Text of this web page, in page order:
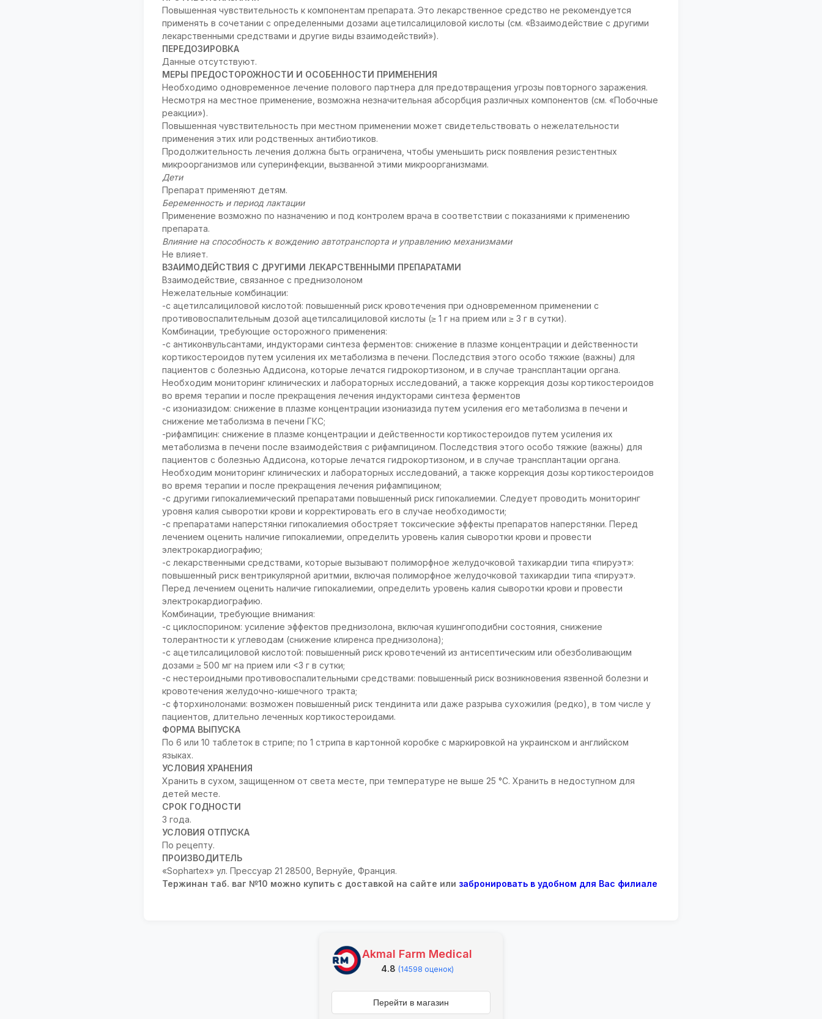
Повышенная чувствительность к компонентам препарата. Это лекарственное средство не рекомендуется
применять в сочетании с определенными дозами ацетилсалициловой кислоты (см. «Взаимодействие с другими
лекарственными средствами и другие виды взаимодействий»).
ПЕРЕДОЗИРОВКА
Данные отсутствуют.
МЕРЫ ПРЕДОСТОРОЖНОСТИ И ОСОБЕННОСТИ ПРИМЕНЕНИЯ
Необходимо одновременное лечение полового партнера для предотвращения угрозы повторного заражения.
Несмотря на местное применение, возможна незначительная абсорбция различных компонентов (см. «Побочные
реакции»).
Повышенная чувствительность при местном применении может свидетельствовать о нежелательности
применения этих или родственных антибиотиков.
Продолжительность лечения должна быть ограничена, чтобы уменьшить риск появления резистентных
микроорганизмов или суперинфекции, вызванной этими микроорганизмами.
Дети
Препарат применяют детям.
Беременность и период лактации
Применение возможно по назначению и под контролем врача в соответствии с показаниями к применению
препарата.
Влияние на способность к вождению автотранспорта и управлению механизмами
Не влияет.
ВЗАИМОДЕЙСТВИЯ С ДРУГИМИ ЛЕКАРСТВЕННЫМИ ПРЕПАРАТАМИ
Взаимодействие, связанное с преднизолоном
Нежелательные комбинации:
-с ацетилсалициловой кислотой: повышенный риск кровотечения при одновременном применении с
противовоспалительным дозой ацетилсалициловой кислоты (≥ 1 г на прием или ≥ 3 г в сутки).
Комбинации, требующие осторожного применения:
-с антиконвульсантами, индукторами синтеза ферментов: снижение в плазме концентрации и действенности
кортикостероидов путем усиления их метаболизма в печени. Последствия этого особо тяжкие (важны) для
пациентов с болезнью Аддисона, которые лечатся гидрокортизоном, и в случае трансплантации органа.
Необходим мониторинг клинических и лабораторных исследований, а также коррекция дозы кортикостероидов
во время терапии и после прекращения лечения индукторами синтеза ферментов
-с изониазидом: снижение в плазме концентрации изониазида путем усиления его метаболизма в печени и
снижение метаболизма в печени ГКС;
-рифампицин: снижение в плазме концентрации и действенности кортикостероидов путем усиления их
метаболизма в печени после взаимодействия с рифампицином. Последствия этого особо тяжкие (важны) для
пациентов с болезнью Аддисона, которые лечатся гидрокортизоном, и в случае трансплантации органа.
Необходим мониторинг клинических и лабораторных исследований, а также коррекция дозы кортикостероидов
во время терапии и после прекращения лечения рифампицином;
-с другими гипокалиемический препаратами повышенный риск гипокалиемии. Следует проводить мониторинг
уровня калия сыворотки крови и корректировать его в случае необходимости;
-с препаратами наперстянки гипокалиемия обостряет токсические эффекты препаратов наперстянки. Перед
лечением оценить наличие гипокалиемии, определить уровень калия сыворотки крови и провести
электрокардиографию;
-с лекарственными средствами, которые вызывают полиморфное желудочковой тахикардии типа «пируэт»:
повышенный риск вентрикулярной аритмии, включая полиморфное желудочковой тахикардии типа «пируэт».
Перед лечением оценить наличие гипокалиемии, определить уровень калия сыворотки крови и провести
электрокардиографию.
Комбинации, требующие внимания:
-с циклоспорином: усиление эффектов преднизолона, включая кушингоподибни состояния, снижение
толерантности к углеводам (снижение клиренса преднизолона);
-с ацетилсалициловой кислотой: повышенный риск кровотечений из антисептическим или обезболивающим
дозами ≥ 500 мг на прием или <3 г в сутки;
-с нестероидными противовоспалительными средствами: повышенный риск возникновения язвенной болезни и
кровотечения желудочно-кишечного тракта;
-с фторхинолонами: возможен повышенный риск тендинита или даже разрыва сухожилия (редко), в том числе у
пациентов, длительно леченных кортикостероидами.
ФОРМА ВЫПУСКА
По 6 или 10 таблеток в стрипе; по 1 стрипа в картонной коробке с маркировкой на украинском и английском
языках.
УСЛОВИЯ ХРАНЕНИЯ
Хранить в сухом, защищенном от света месте, при температуре не выше 25 °С. Хранить в недоступном для
детей месте.
СРОК ГОДНОСТИ
3 года.
УСЛОВИЯ ОТПУСКА
По рецепту.
ПРОИЗВОДИТЕЛЬ
«Sophartex» ул. Прессуар 21 28500, Вернуйе, Франция.
Тержинан таб. ваг №10 можно купить с доставкой на сайте или забронировать в удобном для Вас филиале
Akmal Farm Medical
4.8 (14598 оценок)
Перейти в магазин